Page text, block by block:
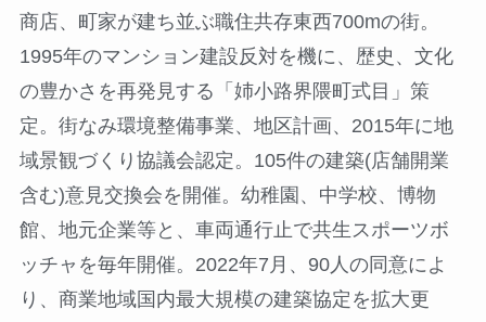
商店、町家が建ち並ぶ職住共存東西700mの街。
1995年のマンション建設反対を機に、歴史、文化
の豊かさを再発見する「姉小路界隈町式目」策
定。街なみ環境整備事業、地区計画、2015年に地
域景観づくり協議会認定。105件の建築(店舗開業
含む)意見交換会を開催。幼稚園、中学校、博物
館、地元企業等と、車両通行止で共生スポーツボ
ッチャを毎年開催。2022年7月、90人の同意によ
り、商業地域国内最大規模の建築協定を拡大更